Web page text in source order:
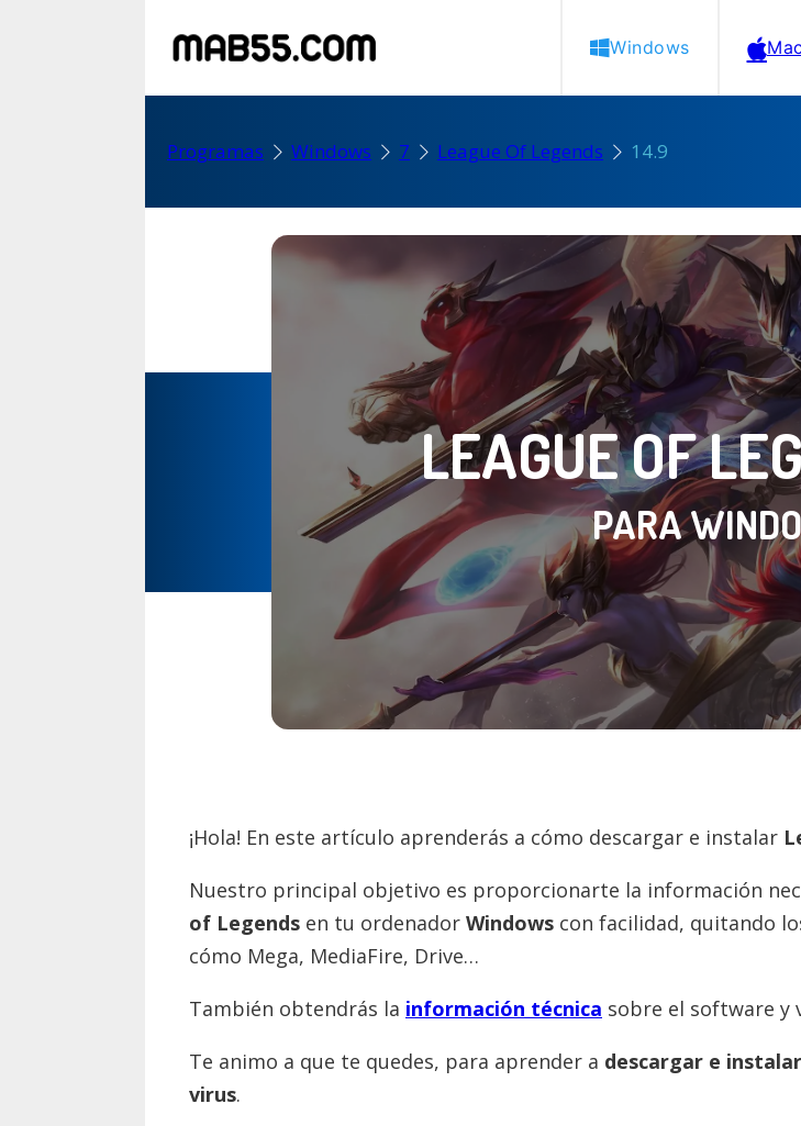
Windows Mac
Programas Windows 7 League Of Legends 14.9
LEAGUE OF
PARA
¡Hola! En este artículo aprenderás a cómo descargar e instalar
Nuestro principal objetivo es proporcionarte la información
of Legends en tu ordenador Windows con facilidad, quitando
cómo Mega, MediaFire, Drive…
También obtendrás la información técnica sobre el software y
Te animo a que te quedes, para aprender a descargar e instalar
virus.